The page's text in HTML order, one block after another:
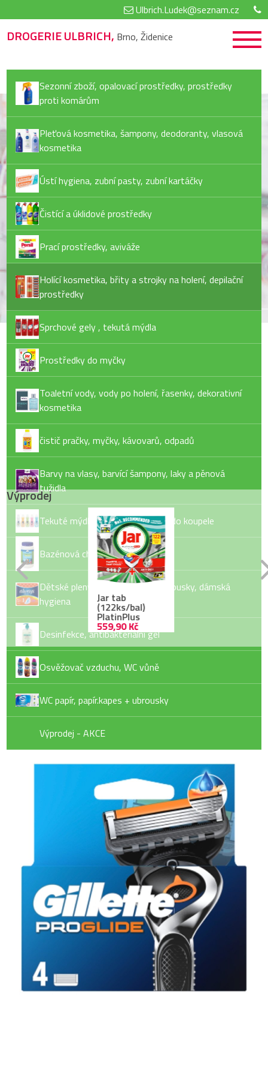
Ulbrich.Ludek@seznam.cz
DROGERIE ULBRICH, Brno, Židenice
Sezonní zboží, opalovací prostředky, prostředky
proti komárům
Pleťová kosmetika, šampony, deodoranty, vlasová
kosmetika
Ústí hygiena, zubní pasty, zubní kartáčky
Čistící a úklidové prostředky
Prací prostředky, aviváže
Holící kosmetika, břity a strojky na holení, depilační
prostředky
Sprchové gely , tekutá mýdla
Prostředky do myčky
Toaletní vody, vody po holení, řasenky, dekorativní
kosmetika
čistič pračky, myčky, kávovarů, odpadů
Barvy na vlasy, barvící šampony, laky a pěnová
tužidla
Tekuté mýdlo, tuhé mýdlo, pěny do koupele
Bazénová chemie
Dětské pleny, dětské vlhčené ubrousky, dámská
hygiena
Desinfekce, antibakteriální gel
Osvěžovač vzduchu, WC vůně
WC papír, papír.kapes + ubrousky
Výprodej - AKCE
Výprodej
Jar tab
(122ks/bal)
PlatinPlus
559,90 Kč
Gillete náhradní
hlavice(4ks/sac)ProGlid